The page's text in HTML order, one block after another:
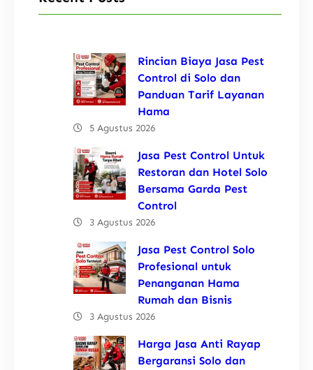
Rincian Biaya Jasa Pest
Control di Solo dan
Panduan Tarif Layanan
Hama
5 Agustus 2026
Jasa Pest Control Untuk
Restoran dan Hotel Solo
Bersama Garda Pest
Control
3 Agustus 2026
Jasa Pest Control Solo
Profesional untuk
Penanganan Hama
Rumah dan Bisnis
3 Agustus 2026
Harga Jasa Anti Rayap
Bergaransi Solo dan